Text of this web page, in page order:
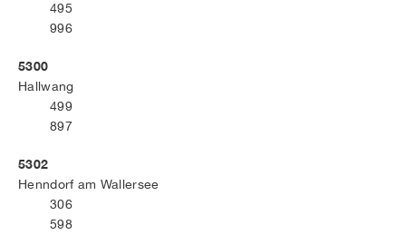
495
996
5300
Hallwang
499
897
5302
Henndorf am Wallersee
306
598